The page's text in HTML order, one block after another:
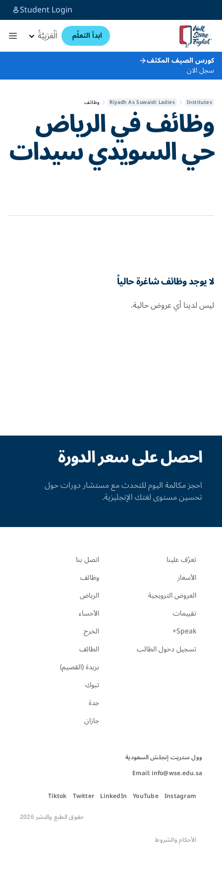
Student Login
ابدأ التعلّم اَلْعَرَبِيَّةُ
كورس الصيف المكثف
سجل الان
Institutes
Riyadh As Suwaidi Ladies وظائف وظائف فيالرياض
حي السويدي سيدات
لا يوجد وظائف شاغرة حالياً
ليس لدينا أي عروض حالية.
احصل على سعر الدورة
احجز مكالمة اليوم للتحدث مع مستشار دورات حول
تحسين مستوى لغتك الإنجليزية.
تعرّف علينا
الأسعار
العروض الترويجية
تقييمات
Speak+
تسجيل دخول الطالب
اتصل بنا
وظائف
الرياض
الأحساء
الخرج
الطائف
بريدة (القصيم)
تبوك
جدة
جازان
وول ستريت إنجلش السعودية
Email: info@wse.edu.sa
Instagram
YouTube
LinkedIn
Twitter
Tiktok
حقوق الطبع والنشر 2026
الأحكام والشروط